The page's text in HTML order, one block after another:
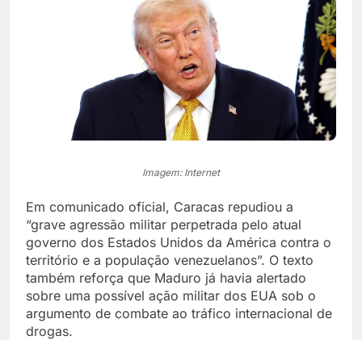
Imagem: Internet
Em comunicado oficial, Caracas repudiou a
“grave agressão militar perpetrada pelo atual
governo dos Estados Unidos da América contra o
território e a população venezuelanos”. O texto
também reforça que Maduro já havia alertado
sobre uma possível ação militar dos EUA sob o
argumento de combate ao tráfico internacional de
drogas.